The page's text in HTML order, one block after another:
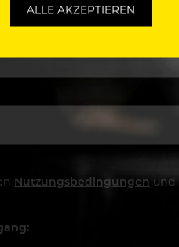
Nutzungsbedingungen und
ALLE AKZEPTIEREN